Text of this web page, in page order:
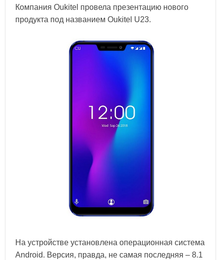
Компания Oukitel провела презентацию нового
продукта под названием Oukitel U23.
На устройстве установлена операционная система
Android. Версия, правда, не самая последняя – 8.1